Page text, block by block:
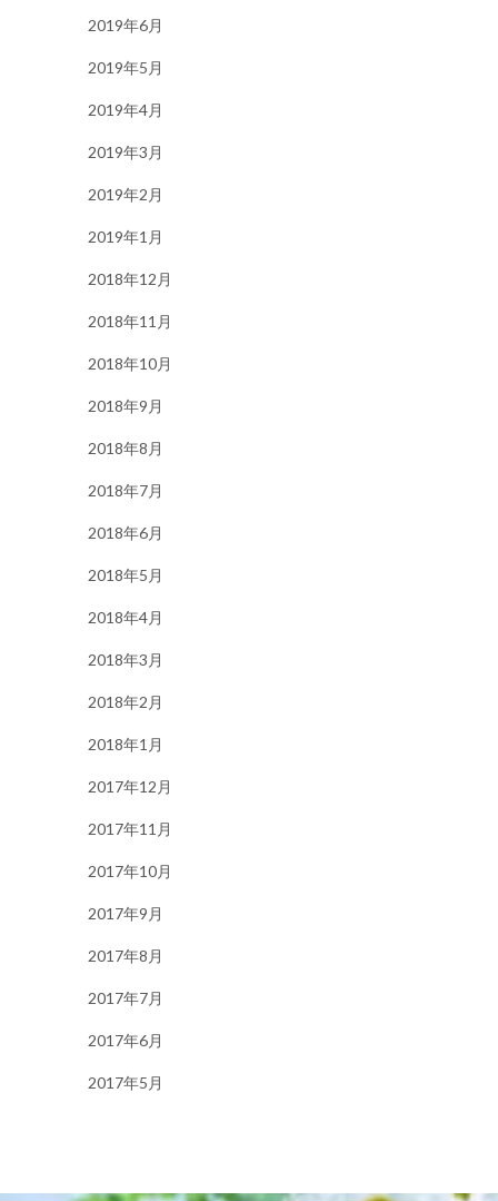
2019年6月
2019年5月
2019年4月
2019年3月
2019年2月
2019年1月
2018年12月
2018年11月
2018年10月
2018年9月
2018年8月
2018年7月
2018年6月
2018年5月
2018年4月
2018年3月
2018年2月
2018年1月
2017年12月
2017年11月
2017年10月
2017年9月
2017年8月
2017年7月
2017年6月
2017年5月